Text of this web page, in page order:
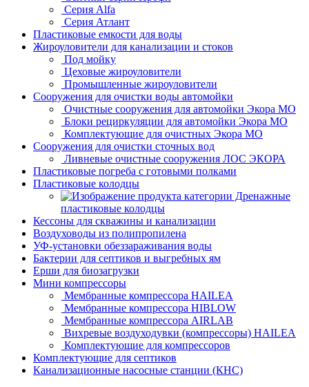
Серия Alfa
Серия Атлант
Пластиковые емкости для воды
Жироуловители для канализации и стоков
Под мойку
Цеховые жироуловители
Промышленные жироуловители
Сооружения для очистки воды автомойки
Очистные сооружения для автомойки Экора МО
Блоки рециркуляции для автомойки Экора МО
Комплектующие для очистных Экора МО
Сооружения для очистки сточных вод
Ливневые очистные сооружения ЛОС ЭКОРА
Пластиковые погреба с готовыми полками
Пластиковые колодцы
Дренажные
пластиковые колодцы
Кессоны для скважины и канализации
Воздуховоды из полипропилена
УФ-установки обеззараживания воды
Бактерии для септиков и выгребных ям
Ерши для биозагрузки
Мини компрессоры
Мембранные компрессора HAILEA
Мембранные компрессора HIBLOW
Мембранные компрессора AIRLAB
Вихревые воздуходувки (компрессоры) HAILEA
Комплектующие для компрессоров
Комплектующие для септиков
Канализационные насосные станции (КНС)